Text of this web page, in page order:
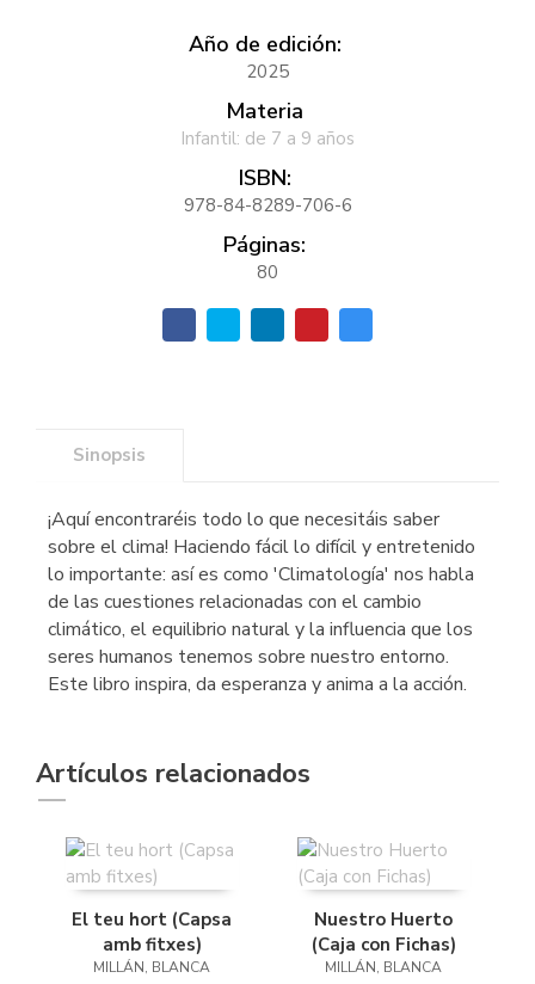
Año de edición:
2025
Materia
Infantil: de 7 a 9 años
ISBN:
978-84-8289-706-6
Páginas:
80
Sinopsis
¡Aquí encontraréis todo lo que necesitáis saber
sobre el clima! Haciendo fácil lo difícil y entretenido
lo importante: así es como 'Climatología' nos habla
de las cuestiones relacionadas con el cambio
climático, el equilibrio natural y la influencia que los
seres humanos tenemos sobre nuestro entorno.
Este libro inspira, da esperanza y anima a la acción.
Artículos relacionados
El teu hort (Capsa
amb fitxes)
MILLÁN, BLANCA
Nuestro Huerto
(Caja con Fichas)
MILLÁN, BLANCA